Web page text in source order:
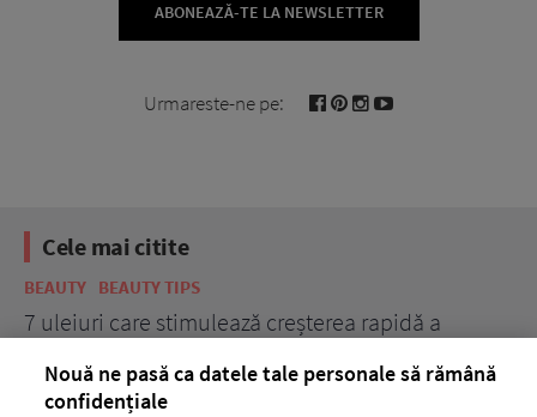
ABONEAZĂ-TE LA NEWSLETTER
Urmareste-ne pe:
Cele mai citite
BEAUTY BEAUTY TIPS
7 uleiuri care stimulează creșterea rapidă a
Nouă ne pasă ca datele tale personale să rămână
confidențiale